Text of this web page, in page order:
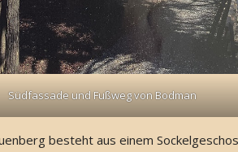
Südfassade und Fußweg von Bodman
besteht aus einem